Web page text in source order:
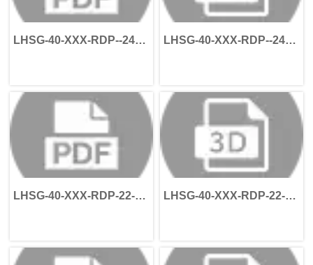
LHSG-40-XXX-RDP--24-
LHSG-40-XXX-RDP--24-
LHSG-40-XXX-RDP-22-
LHSG-40-XXX-RDP-22-